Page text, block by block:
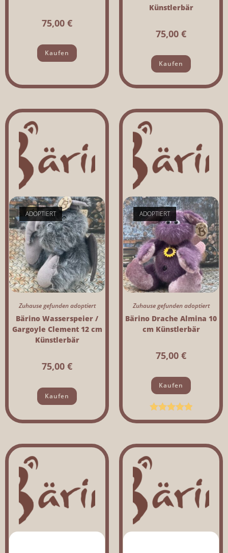
75,00 €
Kaufen
Künstlerbär
75,00 €
Kaufen
ADOPTIERT
Zuhause gefunden adoptiert
Bärino Wasserspeier /
Gargoyle Clement 12 cm
Künstlerbär
75,00 €
Kaufen
ADOPTIERT
Zuhause gefunden adoptiert
Bärino Drache Almina 10
cm Künstlerbär
75,00 €
Kaufen
Bewertet mit